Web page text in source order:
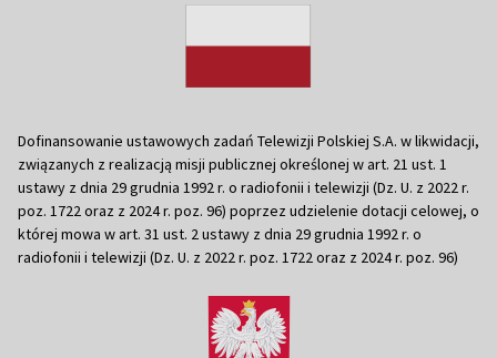
Dofinansowanie ustawowych zadań Telewizji Polskiej S.A. w likwidacji,
związanych z realizacją misji publicznej określonej w art. 21 ust. 1
ustawy z dnia 29 grudnia 1992 r. o radiofonii i telewizji (Dz. U. z 2022 r.
poz. 1722 oraz z 2024 r. poz. 96) poprzez udzielenie dotacji celowej, o
której mowa w art. 31 ust. 2 ustawy z dnia 29 grudnia 1992 r. o
radiofonii i telewizji (Dz. U. z 2022 r. poz. 1722 oraz z 2024 r. poz. 96)